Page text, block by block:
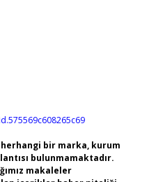
bir marka, kurum
bulunmamaktadır.
makaleler